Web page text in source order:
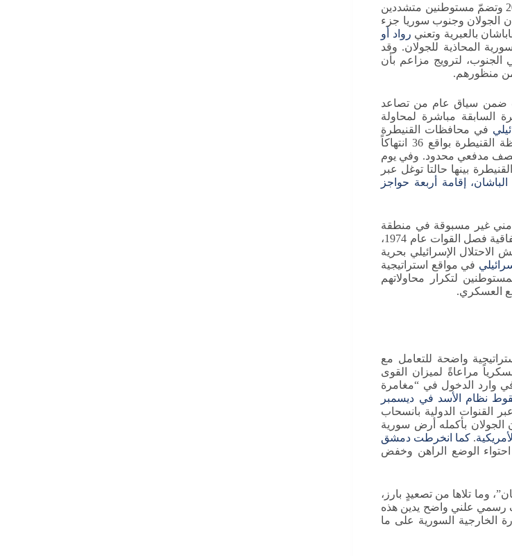
تُعد هذه الحركة واحدة من أحدث حركات الاستيطان الإسرائيلي، إذ تأسّست في أبريل 2025 وتضمّ مستوطنين متشددين
أن الجولان وجنوب سوريا جزء
بالعبرية وتعني رواد أو
المحاذية للجولان. وقد
الجنوب، لترويج مزاعم بأن
من منظورهم.
ضمن سياق عام من تصاعد
في الجنوب السوري. فخلال أوائل أكتوبر 2025 (أي الفترة السابقة مباشرة لمحاولة
في محافظات القنيطرة
ودرعا والسويداء خلال أسبوع واحد (8–14 أكتوبر). وكان النصيب الأكبر منها في محافظة القنيطرة بواقع 36 انتهاكاً
استطلاعي وقصف مدفعي محدود. وفي يوم
الأخيرة)، سجّل مركز سجل حدوث 6 انتهاكات في القنيطرة بينها حالتا توغل عبر
الباشان، إقامة أربعة حواجز
تدلّ على حالة غليان أمني غير مسبوقة في منطقة
ظلت لعقود من أكثر الجبهات هدوءاً. فقد انتهت فعلياً حقبة “الهدوء الطويل” التي كفلتها اتفاقية فصل القوات عام 1974،
الاحتلال الإسرائيلي بحرية
في مواقع استراتيجية
لتكرار محاولاتهم
العسكري.
واضحة للتعامل مع
مراعاةً لميزان القوى
وارد الدخول في “مغامرة
نظام الأسد في ديسمبر
القنوات الدولية بانسحاب
الجولان بأكمله أرض سورية
. كما انخرطت دمشق
الوضع الراهن وخفض
وما تلاها من تصعيدٍ بارز،
رسمي علني واضح يدين هذه
الخارجية السورية على ما